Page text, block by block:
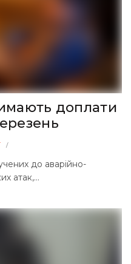
доплати
до аварійно-
атак,...